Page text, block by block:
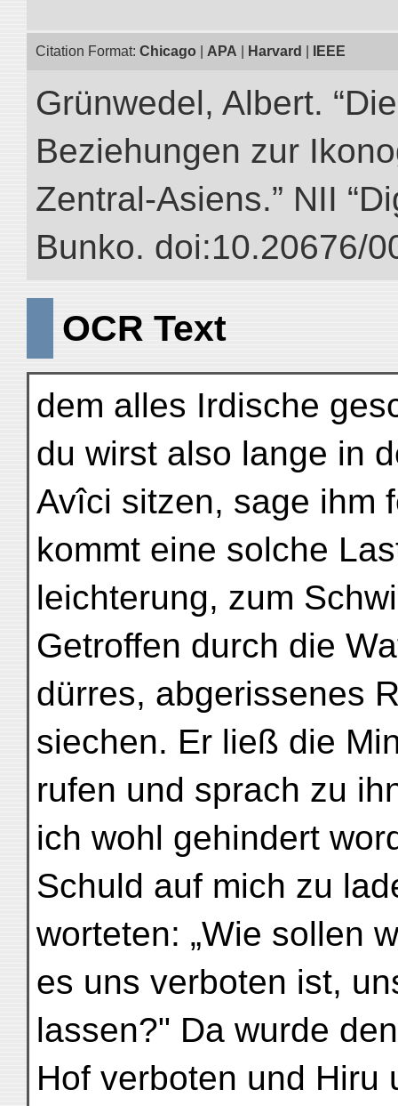
Citation Format: Chicago APA Harvard IEEE
Grünwedel, Albert.
Beziehungen zur
Zentral-Asiens.” NII
Bunko. doi:10.20676/
OCR Text
dem alles Irdische
du wirst also lange in
Avîci sitzen, sage ihm
kommt eine solche
leichterung, zum
Getroffen durch die
dürres, abgerissenes
siechen. Er ließ die
rufen und sprach zu
ich wohl gehindert
Schuld auf mich zu
worteten: „Wie sollen
es uns verboten ist,
lassen?" Da wurde
Hof verboten und Hiru